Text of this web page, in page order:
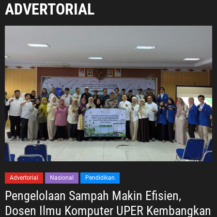
ADVERTORIAL
Advertorial Nasional Pendidikan
Pengelolaan Sampah Makin Efisien,
Dosen Ilmu Komputer UPER Kembangkan